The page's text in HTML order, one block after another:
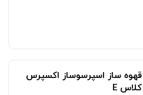
قهوه ساز اسپرسوساز اكسپرس
كلاس E